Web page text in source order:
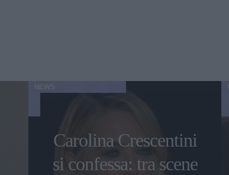
Carolina Crescentini
si confessa: tra scene